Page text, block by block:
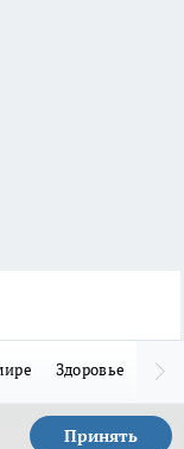
Здоровье
Принять